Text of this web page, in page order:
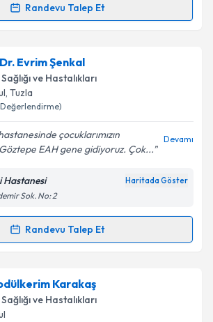
verilerimin işlenmesine ilişkin
okudum ve kişisel verilerimin belirtilen
Takvim Talebini Gönder
Randevu Talep Et
Talebi
Sayınbatur
Size bu uzmandan randevu almanız
hazırlandığında e-posta ile
işlenmesine ilişkin
okudum ve kişisel verilerimin belirtilen
işlenmesini kabul ediyorum.
Evrim Şenkal
ve Hastalıkları
, Tuzla
Değerlendirme)
çocuklarımızın
EAH gene gidiyoruz. Çok...
Devamı
Hastanesi Haritada Göster
Sok. No: 2
Randevu Talep Et
Talebi
Şenkaliçin randevu takvimi talebi
bu uzmandan randevu almanız için bir
e-posta ile bilgilendireceğiz.
Karakaş
ve Hastalıkları